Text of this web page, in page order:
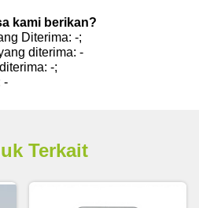
kami berikan?
Diterima: -;
diterima: -
-;
-
Terkait